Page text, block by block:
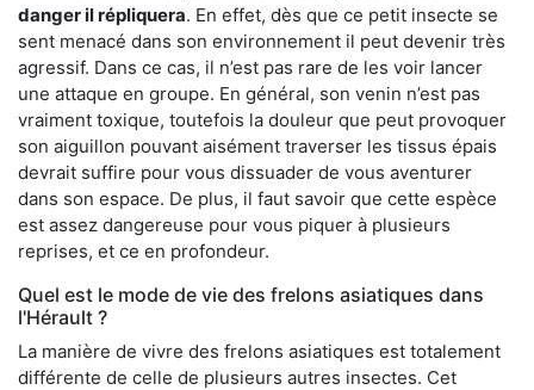
danger il répliquera. En effet, dès que ce petit insecte se
sent menacé dans son environnement il peut devenir très
agressif. Dans ce cas, il n’est pas rare de les voir lancer
une attaque en groupe. En général, son venin n’est pas
vraiment toxique, toutefois la douleur que peut provoquer
son aiguillon pouvant aisément traverser les tissus épais
devrait suffire pour vous dissuader de vous aventurer
dans son espace. De plus, il faut savoir que cette espèce
est assez dangereuse pour vous piquer à plusieurs
reprises, et ce en profondeur.
Quel est le mode de vie des frelons asiatiques dans
l'Hérault ?
La manière de vivre des frelons asiatiques est totalement
différente de celle de plusieurs autres insectes. Cet